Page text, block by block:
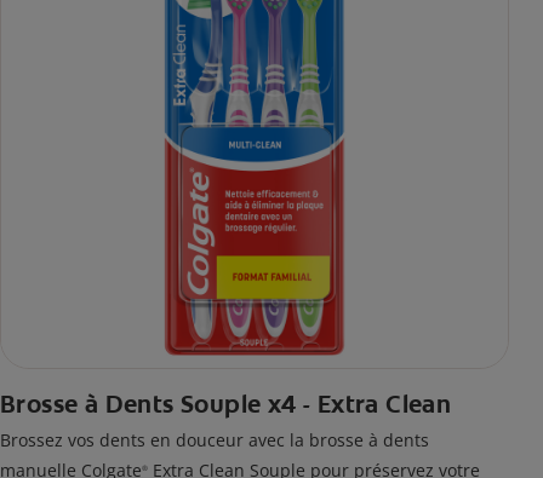
Brosse à Dents Souple x4 - Extra Clean
Brossez vos dents en douceur avec la brosse à dents
manuelle Colgate® Extra Clean Souple pour préservez votre